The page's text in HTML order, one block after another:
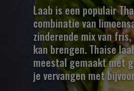
Laab is een populair
combinatie van
zinderende mix van
kan brengen. Thaise
meestal gemaakt met
je vervangen met